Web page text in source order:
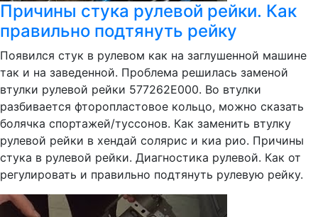
Причины стука рулевой рейки. Как
правильно подтянуть рейку
Появился стук в рулевом как на заглушенной машине
так и на заведенной. Проблема решилась заменой
втулки рулевой рейки 577262E000. Во втулки
разбивается фторопластовое кольцо, можно сказать
болячка спортажей/туссонов. Как заменить втулку
рулевой рейки в хендай солярис и киа рио. Причины
стука в рулевой рейки. Диагностика рулевой. Как от
регулировать и правильно подтянуть рулевую рейку.